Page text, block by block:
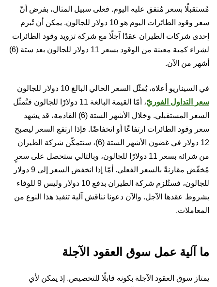
مُستقبلًا بسعر مُتفق عليه اليوم. فعلى سبيل المثال، بفرض أنّ
سعر وقود الطائرات اليوم هو 10 دولار للجالون. يمكن أن تُبرم
إحدى شركات الطيران عقدًا آجلًا مع شركة تزويد وقود الطائرات
لشراء كمية معينة من الوقود بسعر 11 دولار للجالون بعد ستة (6)
أشهر من الآن.
في السيناريو أعلاه، يُمثّل السعر الحالي البالغ 10 دولار للجالون
سعر التداول الفوريّ
، أمّا القيمة البالغة 11 دولارًا للجالون فتُمثّل
السعر المستقبلي. وخلال الأشهر الستة (6) القادمة، قد يشهد
سعر وقود الطائرات ارتفاعًا أو انخفاضًا. فإذا ارتفع السعر ليصبح
12 دولار في غضون الأشهر الستة (6)، ستتمكّن شركة الطيران
من شرائه بسعر 11 دولارًا للجالون، وبالتالي ستحصل على سعرٍ
مُخفّض مقارنةً بالسعر الفعلي. أمّا إذا انخفض السعر إلى 9 دولار
للجالون، فستُلزم شركة الطيران بدفع 10 دولار وليس 9 للوفاء
بشروط عقدها الآجل. والآن دعونا نناقش آلية تنفيذ هذا النوع من
المعاملات.
ما آلية عمل سوق العقود الآجلة
يمتاز سوق العقود الآجلة بكونه قابلًا للتخصيص. إذ يمكن لأي